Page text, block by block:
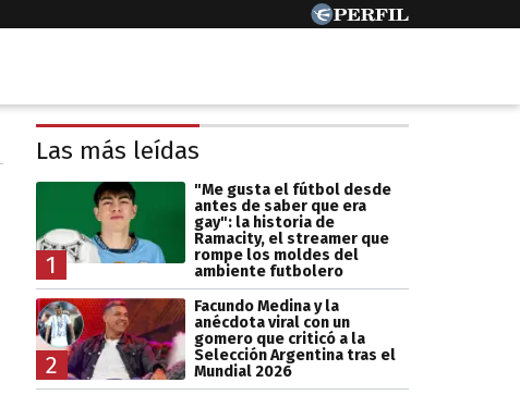
Las más leídas
1
"Me gusta el fútbol desde
antes de saber que era
gay": la historia de
Ramacity, el streamer que
rompe los moldes del
ambiente futbolero
2
Facundo Medina y la
anécdota viral con un
gomero que criticó a la
Selección Argentina tras el
Mundial 2026